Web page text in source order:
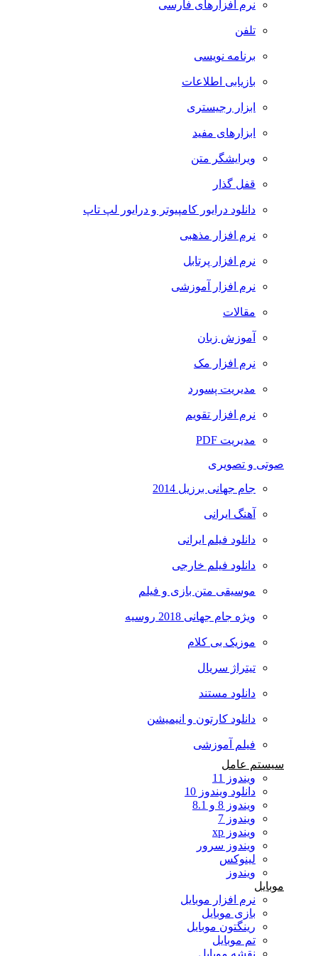
نرم افزارهای فارسی
تلفن
برنامه نویسی
بازیابی اطلاعات
ابزار رجیستری
ابزارهای مفید
ویرایشگر متن
قفل گذار
دانلود درایور کامپیوتر و درایور لپ تاپ
نرم افزار مذهبی
نرم افزار پرتابل
نرم افزار آموزشی
مقالات
آموزش زبان
نرم افزار مک
مدیریت پسورد
نرم افزار تقویم
مدیریت PDF
صوتی و تصویری
جام جهانی برزیل 2014
آهنگ ایرانی
دانلود فیلم ایرانی
دانلود فیلم خارجی
موسیقی متن بازی و فیلم
ویژه جام جهانی 2018 روسیه
موزیک بی کلام
تیتراژ سریال
دانلود مستند
دانلود کارتون و انیمیشن
فیلم آموزشی
سیستم عامل
ویندوز 11
دانلود ویندوز 10
ویندوز 8 و 8.1
ویندوز 7
ویندوز xp
ویندوز سرور
لینوکس
ویندوز
نرم افزار موبایل
بازی موبایل
رینگتون موبایل
تم موبایل
نقشه موبایل